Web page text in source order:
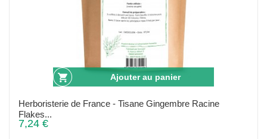
Ajouter au panier
Herboristerie de France - Tisane Gingembre Racine
Flakes...
7,24 €